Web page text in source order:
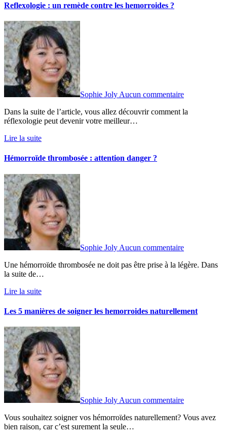
Reflexologie : un remède contre les hemorroides ?
Sophie Joly Aucun commentaire
Dans la suite de l’article, vous allez découvrir comment la
réflexologie peut devenir votre meilleur…
Lire la suite
Hémorroïde thrombosée : attention danger ?
Sophie Joly Aucun commentaire
Une hémorroïde thrombosée ne doit pas être prise à la légère. Dans
la suite de…
Lire la suite
Les 5 manières de soigner les hemorroides naturellement
Sophie Joly Aucun commentaire
Vous souhaitez soigner vos hémorroïdes naturellement? Vous avez
bien raison, car c’est surement la seule…